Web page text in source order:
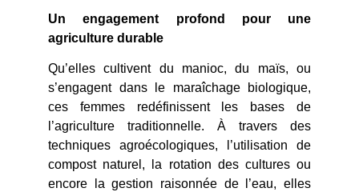
Un engagement profond pour une
agriculture durable
Qu’elles cultivent du manioc, du maïs, ou
s’engagent dans le maraîchage biologique,
ces femmes redéfinissent les bases de
l’agriculture traditionnelle. À travers des
techniques agroécologiques, l’utilisation de
compost naturel, la rotation des cultures ou
encore la gestion raisonnée de l’eau, elles